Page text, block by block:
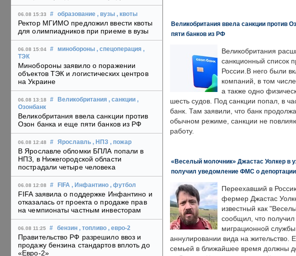
06.08 15:33 # образование , вузы , квоты
Ректор МГИМО предложил ввести квоты
для олимпиадников при приеме в вузы
06.08 15:04 # минобороны , спецоперация ,
ТЭК
Минобороны заявило о поражении
объектов ТЭК и логистических центров
на Украине
06.08 13:18 # Великобритания , санкции ,
Озонбанк
Великобритания ввела санкции против
Озон банка и еще пяти банков из РФ
06.08 12:48 # Ярославль , НПЗ , пожар
В Ярославле обломки БПЛА попали в
НПЗ, в Нижегородской области
пострадали четыре человека
06.08 12:08 # FIFA , Инфантино , футбол
FIFA заявила о поддержке Инфантино и
отказалась от проекта о продаже прав
на чемпионаты частным инвесторам
06.08 11:25 # бензин , топливо , евро-2
Правительство РФ разрешило ввоз и
продажу бензина стандартов вплоть до
«Евро-2»
Великобритания ввела санкции против
пяти банков из РФ
Великобритания
санкционный список
России.В него были
компаний, в том
а также одно
шесть судов. Под санкции попал, в
банк. Там заявили, что банк
обычном режиме, санкции не
работу.
«Веселый молочник» Джастас Уолкер в
получил уведомление ФМС о депортации
Переехавший в
фермер Джастас
известный как
сообщил, что
миграционной
аннулировании вида на жительство.
семьей в ближайшее время должны